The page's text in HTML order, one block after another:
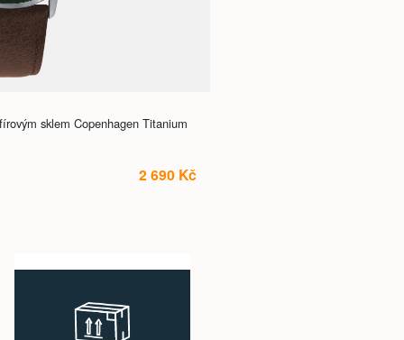
sklem Copenhagen Titanium
2 690 Kč